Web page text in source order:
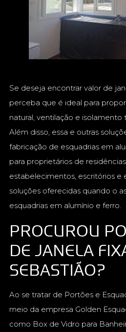
Se deseja encontrar valor de
perceba que é ideal para
natural, ventilação e
Além disso, essa e outras
fabricação de esquadrias em
para proprietários de
estabelecimentos, escritórios e
soluções oferecidas quando o
esquadrias em alumínio e ferro.
PROCUROU
DE JANELA
SEBASTIÃO?
Ao se tratar de Portões e
meio da empresa Golden
como Box de Vidro para